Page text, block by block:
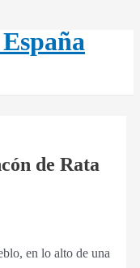
de Rata
en lo alto de una